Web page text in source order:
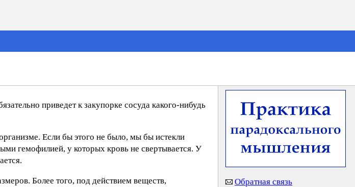
приведет к закупорке сосуда какого-нибудь
Если бы этого не было, мы бы истекли
гемофилией, у которых кровь не свертывается. У
Более того, под действием веществ,
Обратная связь